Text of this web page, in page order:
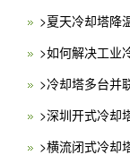
>夏天冷却塔降
>如何解决工业
>冷却塔多台并
>深圳开式冷却
>横流闭式冷却